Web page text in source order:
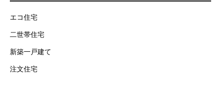
エコ住宅
二世帯住宅
新築一戸建て
注文住宅